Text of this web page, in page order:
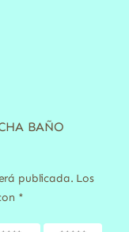
BAÑO
publicada. Los
*